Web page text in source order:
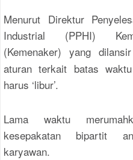
Menurut Direktur
Industrial (PPHI)
(Kemenaker) yang
aturan terkait batas
harus ‘libur’.
Lama waktu
kesepakatan bipartit
karyawan.